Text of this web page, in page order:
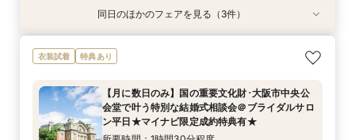
特典あり
8/23(日)
【フォト＋会食・相談会】国の重要文化財･大阪
市中央公会堂で叶えるフォトウエディング相談会
所要時間：3時間程度
10:00〜
8/23(日)
【月に数日のみ】国の重要文化財･大阪市中央公
会堂で叶う特別な結婚式相談会＠オンライン★マ
所要時間：1時間程度
11:00〜
特典あり
8/23(日)
【フォト相談会】国の重要文化財･大阪市中央公
会堂で叶えるフォトウエディング相談会＠ブライ
所要時間：1時間程度
10:00〜
同日のほかのフェアを見る（3件）
衣装試着 特典あり
【月に数日のみ】国の重要文化財･大阪市中央公
会堂で叶う特別な結婚式相談会＠ブライダルサロ
ン平日★マイナビ限定成約特典有★